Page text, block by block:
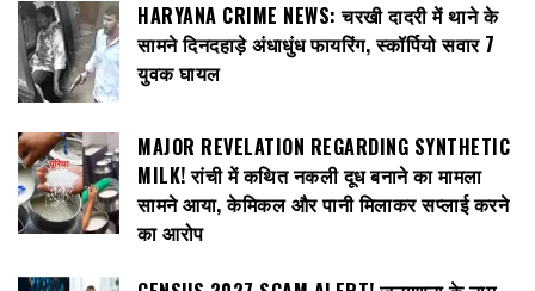
HARYANA CRIME NEWS: चरखी दादरी में थाने के
सामने दिनदहाड़े अंधाधुंध फायरिंग, स्कॉर्पियो सवार 7
युवक घायल
MAJOR REVELATION REGARDING SYNTHETIC
MILK! रांची में कथित नकली दूध बनाने का मामला
सामने आया, केमिकल और पानी मिलाकर सप्लाई करने
का आरोप